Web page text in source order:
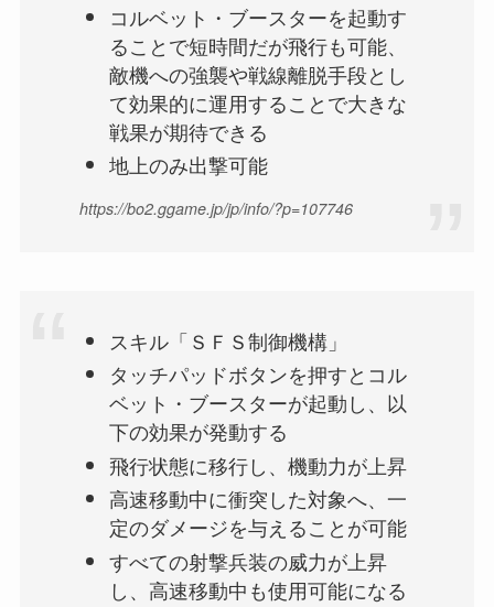
コルベット・ブースターを起動す
ることで短時間だが飛行も可能、
敵機への強襲や戦線離脱手段とし
て効果的に運用することで大きな
戦果が期待できる
地上のみ出撃可能
https://bo2.ggame.jp/jp/info/?p=107746
スキル「ＳＦＳ制御機構」
タッチパッドボタンを押すとコル
ベット・ブースターが起動し、以
下の効果が発動する
飛行状態に移行し、機動力が上昇
高速移動中に衝突した対象へ、一
定のダメージを与えることが可能
すべての射撃兵装の威力が上昇
し、高速移動中も使用可能になる